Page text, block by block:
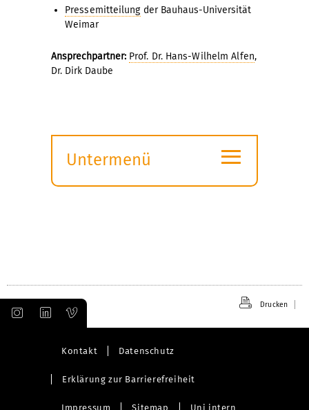
Pressemitteilung der Bauhaus-Universität
Weimar
Ansprechpartner: Prof. Dr. Hans-Wilhelm Alfen,
Dr. Dirk Daube
Untermenü
≡
Drucken
Kontakt Datenschutz
Erklärung zur Barrierefreiheit
Impressum Sitemap Uni intern